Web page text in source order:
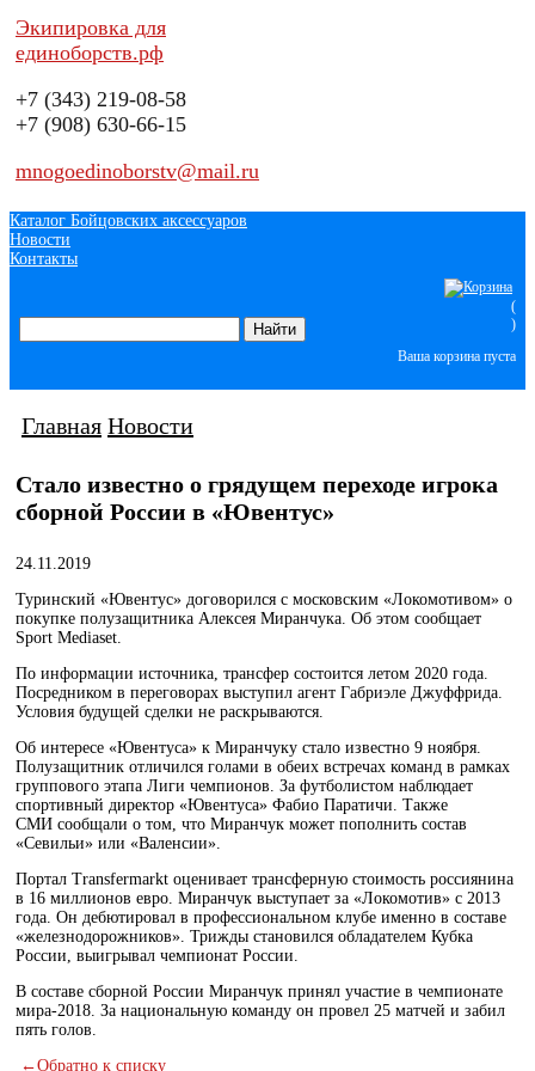
Экипировка для
единоборств.рф
+7 (343) 219-08-58
+7 (908) 630-66-15
mnogoedinoborstv@mail.ru
Каталог Бойцовских аксессуаров
Новости
Контакты
(
)
Ваша корзина пуста
Главная Новости
Стало известно о грядущем переходе игрока
сборной России в «Ювентус»
24.11.2019
Туринский «Ювентус» договорился с московским «Локомотивом» о
покупке полузащитника Алексея Миранчука. Об этом сообщает
Sport Mediaset.
По информации источника, трансфер состоится летом 2020 года.
Посредником в переговорах выступил агент Габриэле Джуффрида.
Условия будущей сделки не раскрываются.
Об интересе «Ювентуса» к Миранчуку стало известно 9 ноября.
Полузащитник отличился голами в обеих встречах команд в рамках
группового этапа Лиги чемпионов. За футболистом наблюдает
спортивный директор «Ювентуса» Фабио Паратичи. Также
СМИ сообщали о том, что Миранчук может пополнить состав
«Севильи» или «Валенсии».
Портал Transfermarkt оценивает трансферную стоимость россиянина
в 16 миллионов евро. Миранчук выступает за «Локомотив» с 2013
года. Он дебютировал в профессиональном клубе именно в составе
«железнодорожников». Трижды становился обладателем Кубка
России, выигрывал чемпионат России.
В составе сборной России Миранчук принял участие в чемпионате
мира-2018. За национальную команду он провел 25 матчей и забил
пять голов.
←Обратно к списку